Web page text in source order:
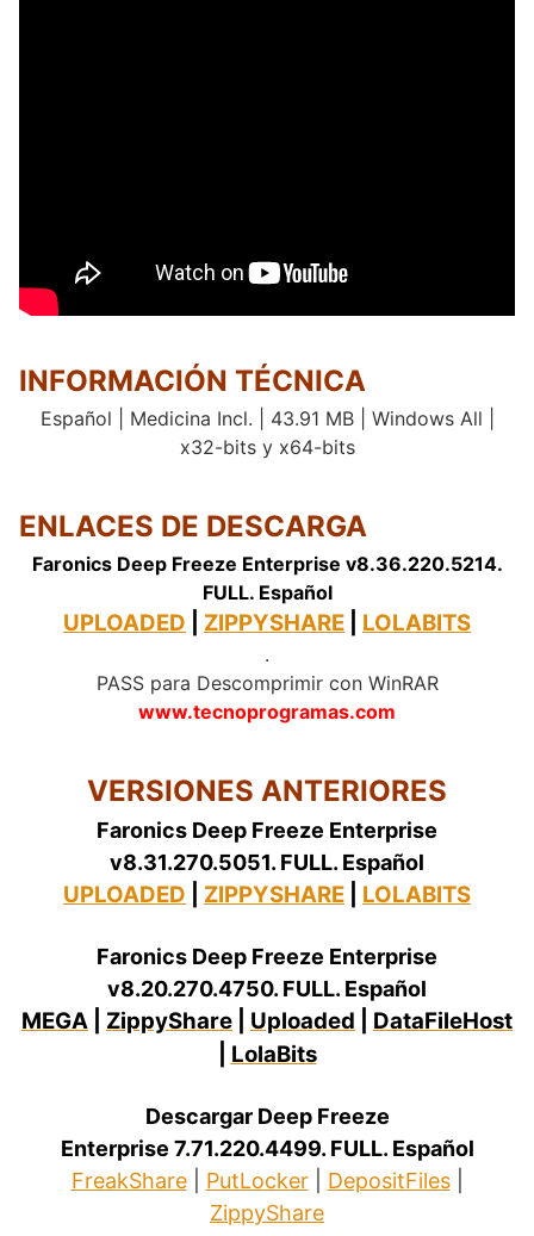
INFORMACIÓN TÉCNICA
Español | Medicina Incl. | 43.91 MB | Windows All |
x32-bits y x64-bits
ENLACES DE DESCARGA
Faronics Deep Freeze Enterprise v8.36.220.5214.
FULL. Español
UPLOADED ZIPPYSHARE LOLABITS
.
PASS para Descomprimir con WinRAR
www.tecnoprogramas.com
VERSIONES ANTERIORES
Faronics Deep Freeze Enterprise
v8.31.270.5051. FULL. Español
UPLOADED ZIPPYSHARE LOLABITS
Faronics Deep Freeze Enterprise
v8.20.270.4750. FULL. Español
MEGA ZippyShare Uploaded
DataFileHost
LolaBits
Descargar Deep Freeze
Enterprise 7.71.220.4499. FULL. Español
FreakShare| PutLocker| DepositFiles|
ZippyShare